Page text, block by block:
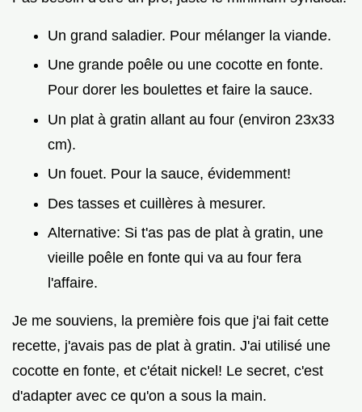
Un grand saladier. Pour mélanger la viande.
Une grande poêle ou une cocotte en fonte.
Pour dorer les boulettes et faire la sauce.
Un plat à gratin allant au four (environ 23x33
cm).
Un fouet. Pour la sauce, évidemment!
Des tasses et cuillères à mesurer.
Alternative: Si t'as pas de plat à gratin, une
vieille poêle en fonte qui va au four fera
l'affaire.
Je me souviens, la première fois que j'ai fait cette
recette, j'avais pas de plat à gratin. J'ai utilisé une
cocotte en fonte, et c'était nickel! Le secret, c'est
d'adapter avec ce qu'on a sous la main.